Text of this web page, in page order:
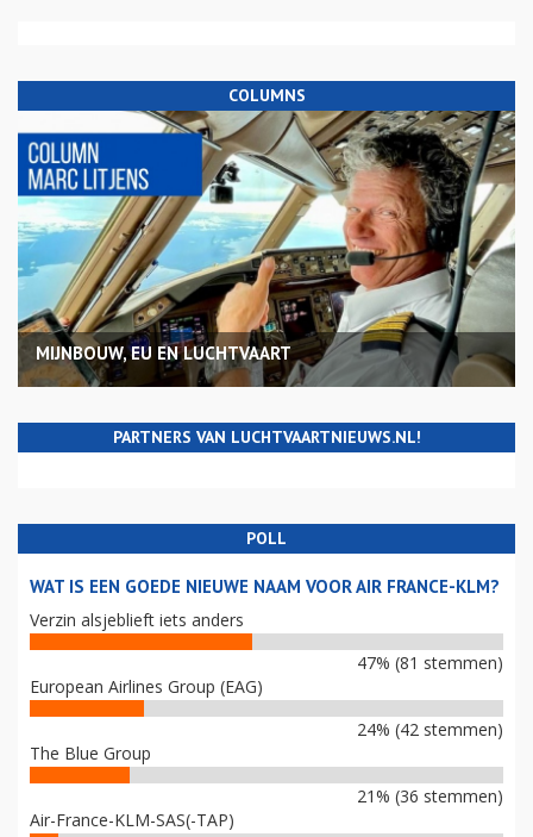
COLUMNS
MIJNBOUW, EU EN LUCHTVAART
PARTNERS VAN LUCHTVAARTNIEUWS.NL!
POLL
WAT IS EEN GOEDE NIEUWE NAAM VOOR AIR FRANCE-KLM?
Verzin alsjeblieft iets anders
47% (81 stemmen)
European Airlines Group (EAG)
24% (42 stemmen)
The Blue Group
21% (36 stemmen)
Air-France-KLM-SAS(-TAP)